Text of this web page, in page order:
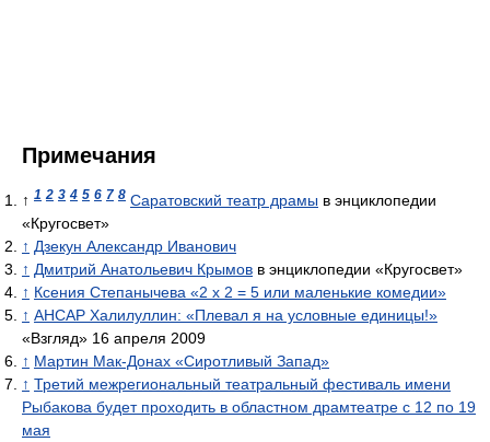
Примечания
↑ 1 2 3 4 5 6 7 8 Саратовский театр драмы в энциклопедии
«Кругосвет»
↑ Дзекун Александр Иванович
↑ Дмитрий Анатольевич Крымов в энциклопедии «Кругосвет»
↑ Ксения Степанычева «2 х 2 = 5 или маленькие комедии»
↑ АНСАР Халилуллин: «Плевал я на условные единицы!»
«Взгляд» 16 апреля 2009
↑ Мартин Мак-Донах «Сиротливый Запад»
↑ Третий межрегиональный театральный фестиваль имени
Рыбакова будет проходить в областном драмтеатре с 12 по 19
мая